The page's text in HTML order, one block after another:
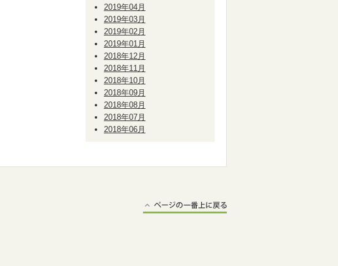
2019年04月
2019年03月
2019年02月
2019年01月
2018年12月
2018年11月
2018年10月
2018年09月
2018年08月
2018年07月
2018年06月